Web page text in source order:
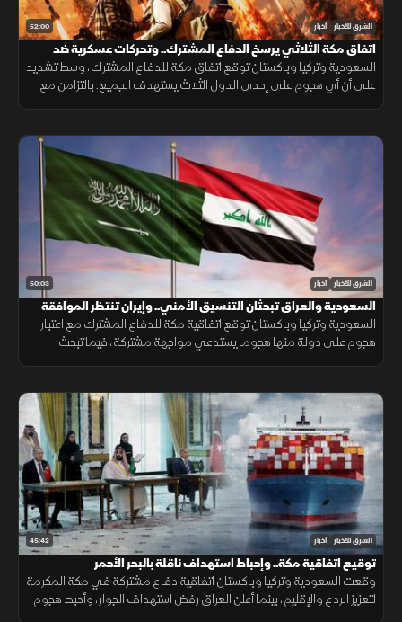
52:00 الشرق للأخبار أخبار
اتفاق مكة الثلاثي يرسخ الدفاع المشترك.. وتحركات عسكرية ضد
الحوثيين
السعودية وتركيا وباكستان توقع اتفاق مكة للدفاع المشترك، وسط تشديد
على أن أي هجوم على إحدى الدول الثلاث يستهدف الجميع. بالتزامن مع
50:03 الشرق للأخبار أخبار
السعودية والعراق تبحثان التنسيق الأمني.. وإيران تنتظر الموافقة
على اتفاق "هرمز"
السعودية وتركيا وباكستان توقع اتفاقية مكة للدفاع المشترك مع اعتبار
هجوم على دولة منها هجوما يستدعي مواجهة مشتركة، فيما تبحث
45:42 الشرق للأخبار أخبار
توقيع اتفاقية مكة.. وإحباط استهداف ناقلة بالبحر الأحمر
وقعت السعودية وتركيا وباكستان اتفاقية دفاع مشتركة في مكة المكرمة
لتعزيز الردع والإقليم، بينما أعلن العراق رفض استهداف الجوار، وأحبط هجوم